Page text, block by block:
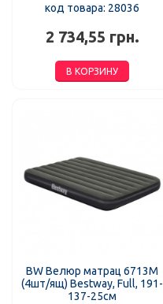
код товара: 28036
2 734,55 грн.
В КОРЗИНУ
BW Велюр матрац 6713M
(4шт/ящ) Bestway, Full, 191-
137-25см